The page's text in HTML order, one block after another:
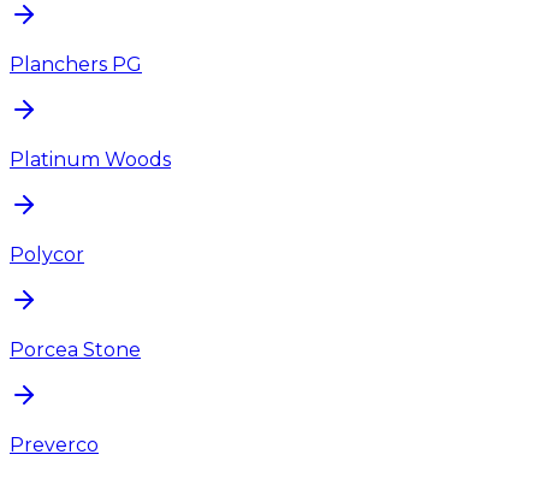
Planchers PG
Platinum Woods
Polycor
Porcea Stone
Preverco